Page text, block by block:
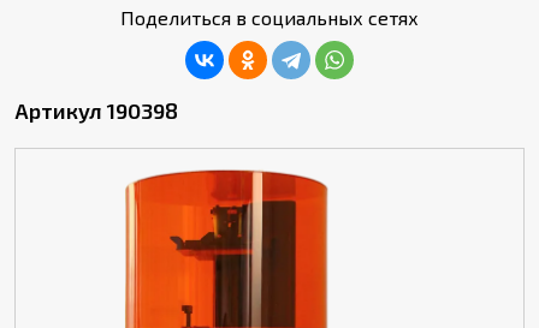
Поделиться в социальных сетях
Артикул 190398